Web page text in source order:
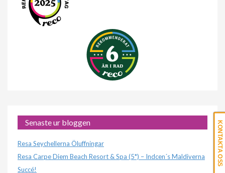
Senaste ur bloggen
Resa Seychellerna Öluffningar
Resa Carpe Diem Beach Resort & Spa (5*) – Indcen´s Maldiverna
Succé!
KONTAKTA OSS